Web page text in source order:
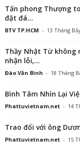
Tấn phong Thượng
đặt đá...
BTV TP.HCM - 13 Tháng
Thầy Nhật Từ không
nhận lỗi,...
Đào Văn Bình - 18 Tháng
Bình Tâm Nhìn Lại
Phattuvietnam.net - 14
Trao đổi với ông
Phattuvietnam.net - 15